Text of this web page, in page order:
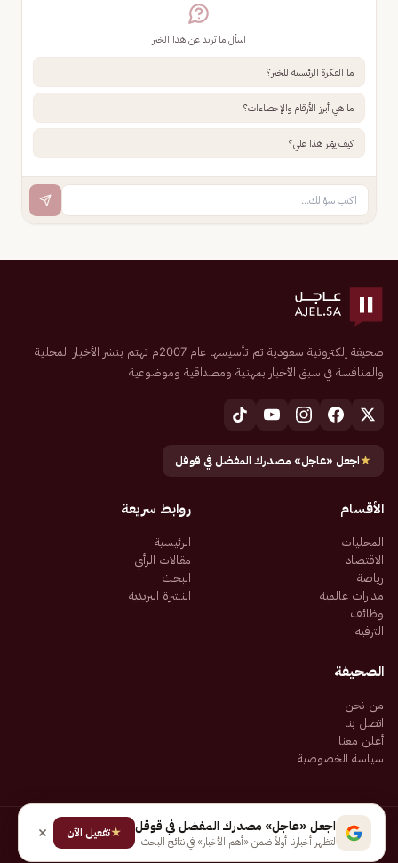
اسأل ما تريد عن هذا الخبر
ما الفكرة الرئيسية للخبر؟
ما هي أبرز الأرقام والإحصاءات؟
كيف يؤثر هذا علي؟
صحيفة إلكترونية سعودية تم تأسيسها عام 2007م تهتم بنشر الأخبار المحلية
والمنافسة في سبق الأخبار بمهنية ومصداقية وموضوعية
★اجعل «عاجل» مصدرك المفضل في قوقل
الأقسام
المحليات
الاقتصاد
رياضة
مدارات عالمية
وظائف
الترفيه
روابط سريعة
الرئيسية
مقالات الرأي
البحث
النشرة البريدية
الصحيفة
من نحن
اتصل بنا
أعلن معنا
سياسة الخصوصية
جميع الحقوق محفوظة لـ شركة إيجاز للنشر الإلكتروني المالكة لصحيفة عاجل
سياسة الخصوصيةشروط الاستخدام
اجعل «عاجل» مصدرك المفضل في قوقل
لتظهر أخبارنا أولاً ضمن «أهم الأخبار» في نتائج البحث
★تفعيل الآن